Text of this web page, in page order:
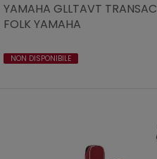
YAMAHA GLLTAVT
FOLK YAMAHA
NON DISPONIBILE